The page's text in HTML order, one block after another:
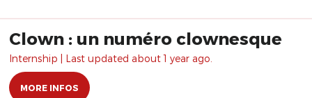
Clown : un numéro clownesque
Internship | Last updated about 1 year ago.
MORE INFOS